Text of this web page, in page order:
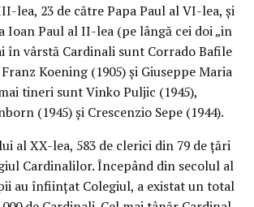
lea, 23 de către Papa Paul al VI-lea, şi
Ioan Paul al II-lea (pe lângă cei doi „in
în vârstă Cardinali sunt Corrado Bafile
Koening (1905) şi Giuseppe Maria
tineri sunt Vinko Puljic (1945),
(1945) şi Crescenzio Sepe (1944).
al XX-lea, 583 de clerici din 79 de ţări
Cardinalilor. Începând din secolul al
au înfiinţat Colegiul, a existat un total